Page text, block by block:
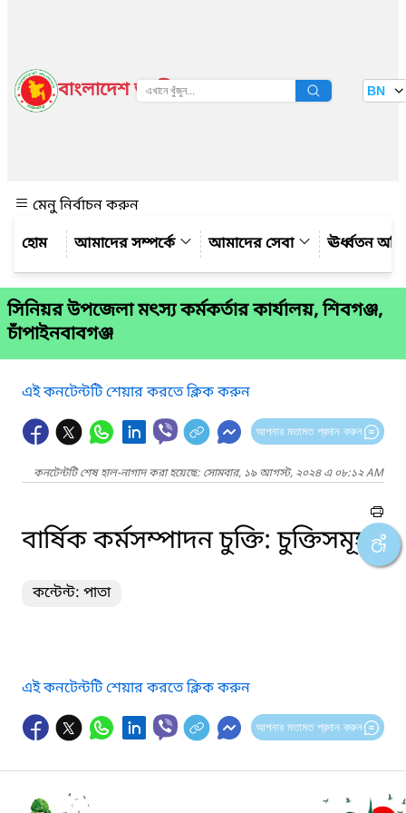
বাংলাদেশ জাতীয় তথ্য বাতায়ন BN
মেনু নির্বাচন করুন
আমাদের সম্পর্কে
আমাদের সেবা ঊর্ধ্বতন
সিনিয়র উপজেলা মৎস্য কর্মকর্তার কার্যালয়, শিবগঞ্জ,
চাঁপাইনবাবগঞ্জ
এই কনটেন্টটি শেয়ার করতে ক্লিক করুন
আপনার মতামত প্রদান করুন
কনটেন্টটি শেষ হাল-নাগাদ করা হয়েছে: সোমবার, ১৯ আগস্ট, ২০২৪ এ ০৮:১২ AM
বার্ষিক কর্মসম্পাদন চুক্তি: চুক্তিসমূহ
কন্টেন্ট: পাতা
এই কনটেন্টটি শেয়ার করতে ক্লিক করুন
আপনার মতামত প্রদান করুন